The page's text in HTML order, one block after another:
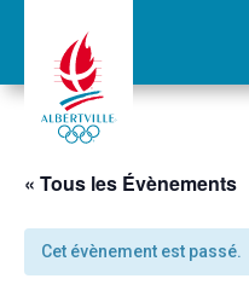
« Tous les Évènements
Cet évènement est passé.